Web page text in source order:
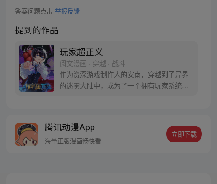
答案问题点击 举报反馈
提到的作品
玩家超正义
阅文漫画 · 穿越 · 战斗
作为资深游戏制作人的安南，穿越到了异界
的迷雾大陆中，成为了一个拥有玩家系统的
现在我带着主线任务，作为一个正义的玩家
奉天命消灭你这个邪恶的NPC！
腾讯动漫App
海量正版漫画畅快看
立即下载